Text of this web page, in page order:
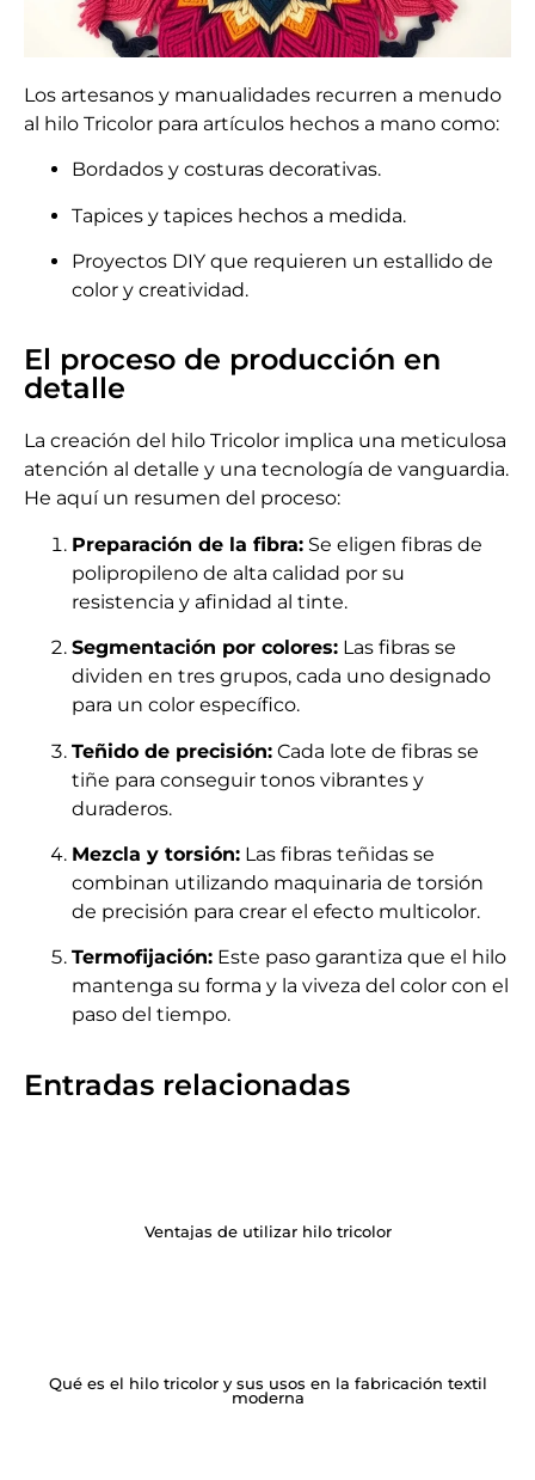
Los artesanos y manualidades recurren a menudo
al hilo Tricolor para artículos hechos a mano como:
Bordados y costuras decorativas.
Tapices y tapices hechos a medida.
Proyectos DIY que requieren un estallido de
color y creatividad.
El proceso de producción en
detalle
La creación del hilo Tricolor implica una meticulosa
atención al detalle y una tecnología de vanguardia.
He aquí un resumen del proceso:
Preparación de la fibra: Se eligen fibras de
polipropileno de alta calidad por su
resistencia y afinidad al tinte.
Segmentación por colores: Las fibras se
dividen en tres grupos, cada uno designado
para un color específico.
Teñido de precisión: Cada lote de fibras se
tiñe para conseguir tonos vibrantes y
duraderos.
Mezcla y torsión: Las fibras teñidas se
combinan utilizando maquinaria de torsión
de precisión para crear el efecto multicolor.
Termofijación: Este paso garantiza que el hilo
mantenga su forma y la viveza del color con el
paso del tiempo.
Entradas relacionadas
Ventajas de utilizar hilo tricolor
Qué es el hilo tricolor y sus usos en la fabricación textil
moderna